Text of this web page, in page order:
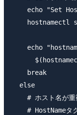
echo "Set
hostnamectl
echo
    break
  else
# ホスト名が重
# HostNameタ